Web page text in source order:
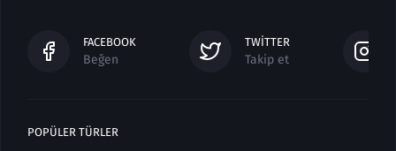
FACEBOOK
Beğen
TWITTER
Takip et
POPÜLER TÜRLER